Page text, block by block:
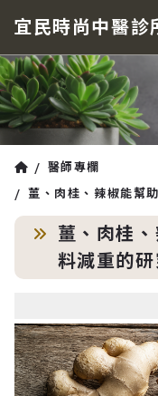
宜民時尚中醫診
醫師專欄
薑、肉桂、辣椒能幫
薑、肉桂
料減重的